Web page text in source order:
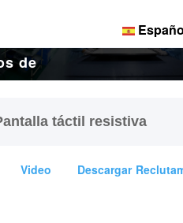
de
táctil resistiva
Video Descargar